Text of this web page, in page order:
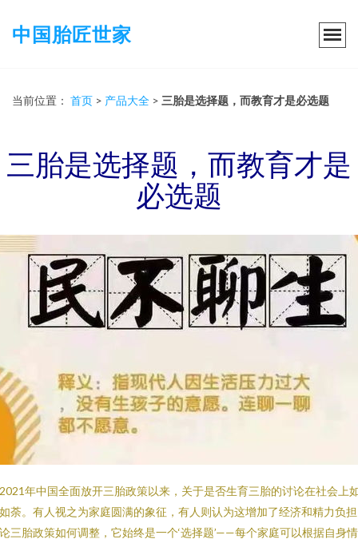
中国胎匠世家
当前位置： 首页 > 产品大全 > 三胎是选择题，而教育才是必选题
三胎是选择题，而教育才是
必选题
年中国全面放开三胎政策以来，关于是否生育三胎的讨论在社会上
荼。有人视之为家庭圆满的象征，有人则认为这增加了经济和精力负
三胎政策如何调整，它始终是一个‘选择题’——每个家庭可以根据自身